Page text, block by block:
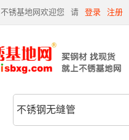
不锈基地网欢迎您 请 登录 注册